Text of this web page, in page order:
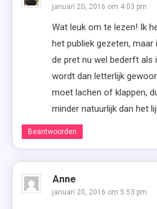
januari 20, 2016 om 4:03 pm
Wat leuk om te lezen! Ik
het publiek gezeten,
de pret nu wel bederft als
wordt dan letterlijk
moet lachen of klappen,
minder natuurlijk dan het
Beantwoorden
Anne
januari 20, 2016 om 5:53 pm